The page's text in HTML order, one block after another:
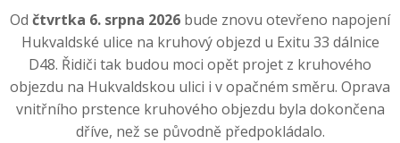
Od čtvrtka 6. srpna 2026 bude znovu otevřeno napojení
Hukvaldské ulice na kruhový objezd u Exitu 33 dálnice
D48. Řidiči tak budou moci opět projet z kruhového
objezdu na Hukvaldskou ulici i v opačném směru. Oprava
vnitřního prstence kruhového objezdu byla dokončena
dříve, než se původně předpokládalo.